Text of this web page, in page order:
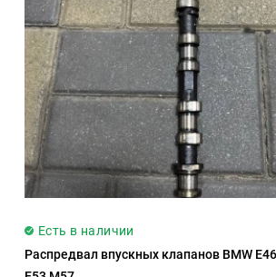
Есть в наличии
Распредвал впускных клапанов BMW